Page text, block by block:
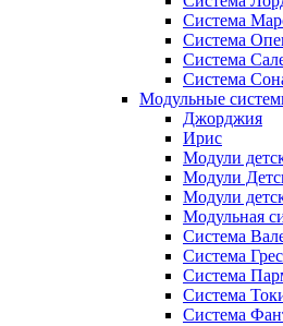
Система
Система
Система
Система
Модульные
Джорджия
Ирис
Модули
Модули
Модули
Модульная
Система
Система
Система
Система
Система